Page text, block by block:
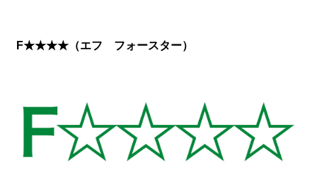
F★★★★（エフ フォースター）